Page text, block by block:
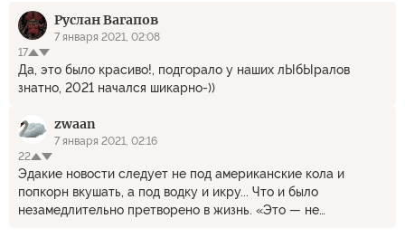
Руслан Вагапов
7 января 2021, 02:08
17
Да, это было красиво!, подгорало у наших лЫбЫралов
знатно, 2021 начался шикарно-))
zwaan
7 января 2021, 02:16
22
Эдакие новости следует не под американские кола и
попкорн вкушать, а под водку и икру... Что и было
незамедлительно претворено в жизнь. «Это — не